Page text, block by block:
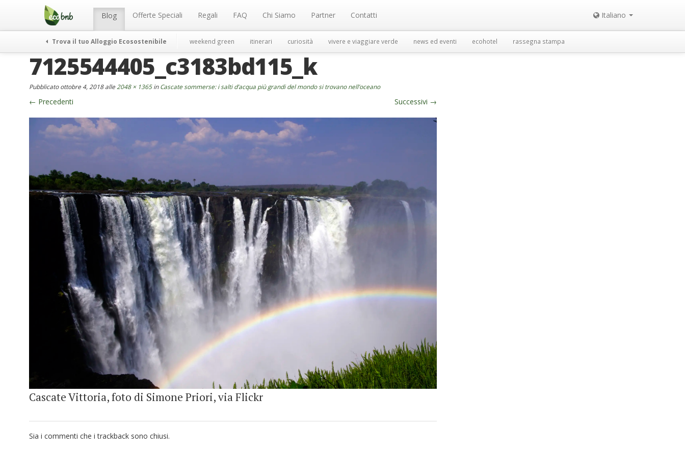
Menu Blog Offerte Speciali Regali FAQ Chi Siamo Partner Contatti Italiano
Trova il tuo Alloggio Ecosostenibile weekend green itinerari curiosità vivere e viaggiare verde news ed eventi ecohotel rassegna stampa
7125544405_c3183bd115_k
Pubblicatoottobre 4, 2018alle 2048 × 1365inCascate sommerse: i salti d’acqua più grandi del mondo si trovano nell’oceano
← Precedenti Successivi →
Cascate Vittoria, foto di Simone Priori, via Flickr
Sia i commenti che i trackback sono chiusi.